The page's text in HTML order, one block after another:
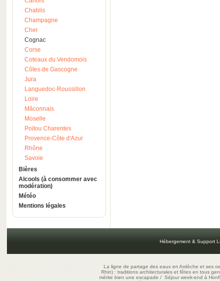
Chablis
Champagne
Cher
Cognac
Corse
Coteaux du Vendomois
Côtes de Gascogne
Jura
Languedoc-Roussillon
Loire
Mâconnais
Moselle
Poitou Charentes
Provence-Côte d'Azur
Rhône
Savoie
Bières
Alcools (à consommer avec
modération)
Météo
Mentions légales
Hébergement & Support
La ligne de partage des eaux en Ardèche et ses
Rhin) : traditions architecturales et fêtes en tous
mérite bien une escapade/Séjour week-end à